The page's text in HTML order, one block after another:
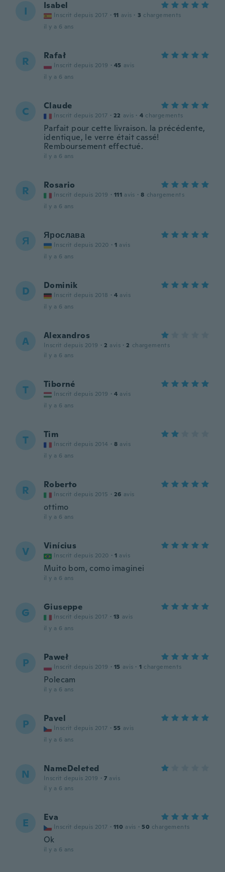
I Isabel
Inscrit depuis 2017 · 11 avis · 3 chargements
il y a 6 ans
R Rafał
Inscrit depuis 2019 · 45 avis
il y a 6 ans
C Claude
Inscrit depuis 2017 · 22 avis · 4 chargements
Parfait pour cette livraison. la précédente,
identique, le verre était cassé!
Remboursement effectué.
il y a 6 ans
R Rosario
Inscrit depuis 2019 · 111 avis · 8 chargements
il y a 6 ans
Я Ярослава
Inscrit depuis 2020 · 1 avis
il y a 6 ans
D Dominik
Inscrit depuis 2018 · 4 avis
il y a 6 ans
A Alexandros
Inscrit depuis 2019 · 2 avis · 2 chargements
il y a 6 ans
T Tiborné
Inscrit depuis 2019 · 4 avis
il y a 6 ans
T Tim
Inscrit depuis 2014 · 8 avis
il y a 6 ans
R Roberto
Inscrit depuis 2015 · 26 avis
ottimo
il y a 6 ans
V Vinícius
Inscrit depuis 2020 · 1 avis
Muito bom, como imaginei
il y a 6 ans
G Giuseppe
Inscrit depuis 2017 · 13 avis
il y a 6 ans
P Paweł
Inscrit depuis 2019 · 15 avis · 1 chargements
Polecam
il y a 6 ans
P Pavel
Inscrit depuis 2017 · 55 avis
il y a 6 ans
N NameDeleted
Inscrit depuis 2019 · 7 avis
il y a 6 ans
E Eva
Inscrit depuis 2017 · 110 avis · 50 chargements
Ok
il y a 6 ans